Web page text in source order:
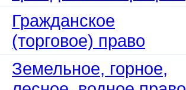
Гражданское
(торговое) право
Земельное, горное,